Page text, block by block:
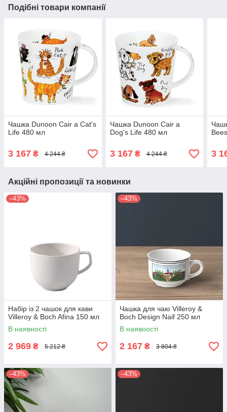
Подібні товари компанії
Чашка Dunoon Cair a Cat's
Life 480 мл
3 167 ₴ 4 244 ₴
Чашка Dunoon Cair a
Dog's Life 480 мл
3 167₴ 4 244 ₴ 3
Акційні пропозиції та новинки
–43%
Набір із 2 чашок для кави
Villeroy & Boch Afina 150 мл
В наявності
2 969 ₴ 5 212 ₴
–43%
Чашка для чаю Villeroy &
Boch Design Naif 250 мл
В наявності
2 167 ₴ 3 804 ₴
–43% –43%